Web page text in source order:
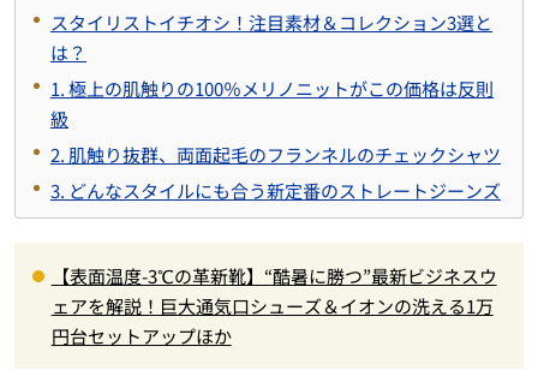
スタイリストイチオシ！注目素材＆コレクション3選と
は？
1.極上の肌触りの100％メリノニットがこの価格は反則
級
2. 肌触り抜群、両面起毛のフランネルのチェックシャツ
3. どんなスタイルにも合う新定番のストレートジーンズ
【表面温度-3℃の革新靴】“酷暑に勝つ”最新ビジネスウ
ェアを解説！巨大通気口シューズ＆イオンの洗える1万
円台セットアップほか